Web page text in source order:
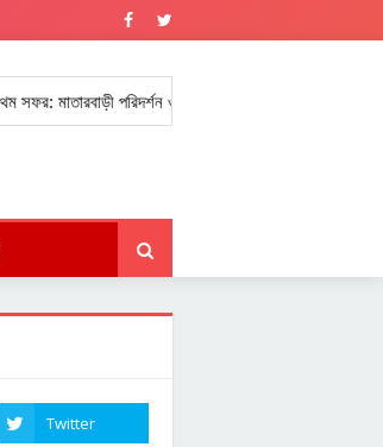
পরিদর্শন ও বন্যাদুর্গতদের সহায়তা।